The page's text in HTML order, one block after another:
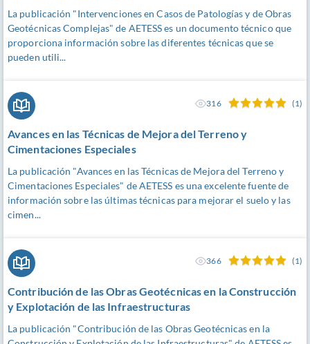
La publicación "Intervenciones en Casos de Patologías y de Obras
Geotécnicas Complejas" de AETESS es un documento técnico que
proporciona información sobre las diferentes técnicas que se
pueden utili...
Avances en las Técnicas de Mejora del Terreno y
Cimentaciones Especiales
La publicación "Avances en las Técnicas de Mejora del Terreno y
Cimentaciones Especiales" de AETESS es una excelente fuente de
información sobre las últimas técnicas para mejorar el suelo y las
cimen...
316 (1)
Contribución de las Obras Geotécnicas en la Construcción
y Explotación de las Infraestructuras
La publicación "Contribución de las Obras Geotécnicas en la
366 (1)